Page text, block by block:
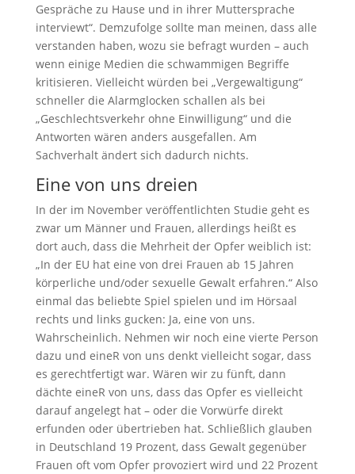
Gespräche zu Hause und in ihrer Muttersprache
interviewt“. Demzufolge sollte man meinen, dass alle
verstanden haben, wozu sie befragt wurden – auch
wenn einige Medien die schwammigen Begriffe
kritisieren. Vielleicht würden bei „Vergewaltigung“
schneller die Alarmglocken schallen als bei
„Geschlechtsverkehr ohne Einwilligung“ und die
Antworten wären anders ausgefallen. Am
Sachverhalt ändert sich dadurch nichts.
Eine von uns dreien
In der im November veröffentlichten Studie geht es
zwar um Männer und Frauen, allerdings heißt es
dort auch, dass die Mehrheit der Opfer weiblich ist:
„In der EU hat eine von drei Frauen ab 15 Jahren
körperliche und/oder sexuelle Gewalt erfahren.“ Also
einmal das beliebte Spiel spielen und im Hörsaal
rechts und links gucken: Ja, eine von uns.
Wahrscheinlich. Nehmen wir noch eine vierte Person
dazu und eineR von uns denkt vielleicht sogar, dass
es gerechtfertigt war. Wären wir zu fünft, dann
dächte eineR von uns, dass das Opfer es vielleicht
darauf angelegt hat – oder die Vorwürfe direkt
erfunden oder übertrieben hat. Schließlich glauben
in Deutschland 19 Prozent, dass Gewalt gegenüber
Frauen oft vom Opfer provoziert wird und 22 Prozent